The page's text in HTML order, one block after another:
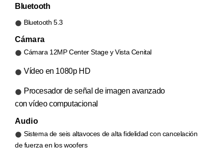
Bluetooth
Bluetooth 5.3
Cámara
Cámara 12MP Center Stage y Vista Cenital
Vídeo en 1080p HD
Procesador de señal de imagen avanzado
con vídeo computacional
Audio
Sistema de seis altavoces de alta fidelidad con cancelación
de fuerza en los woofers